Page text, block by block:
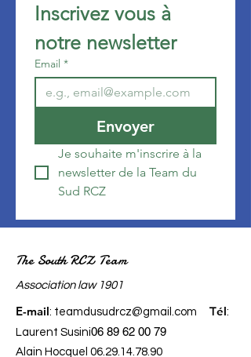
Inscrivez vous à
notre newsletter
Email *
Envoyer
Je souhaite m'inscrire à la
newsletter de la Team du
Sud RCZ
The South RCZ Team
​Association law 1901
E-mail: teamdusudrcz@gmail.com Tél:
Laurent Susini06 89 62 00 79
Alain Hocquel 06.29.14.78.90